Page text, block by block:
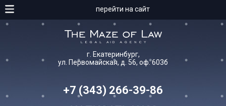
перейти на сайт
г. Екатеринбург,
ул. Первомайская, д. 56, оф. 603б
+7 (343) 266-39-86